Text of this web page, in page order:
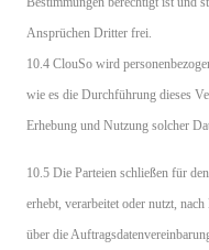
Ansprüchen Dritter frei.
10.4 ClouSo wird
wie es die Durchführung dieses
Erhebung und Nutzung solcher
10.5 Die Parteien schließen für
erhebt, verarbeitet oder nutzt,
über die